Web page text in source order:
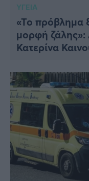
ΥΓΕΙΑ
«Το πρόβλημα
μορφή ζάλης»:
Κατερίνα